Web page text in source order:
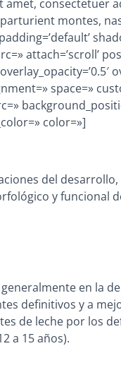
amet, consectetuer
montes,
attach=’scroll’
space=»
color=»]
del desarrollo,
y funcional
en la
definitivos y a
de leche por los
a 15 años).